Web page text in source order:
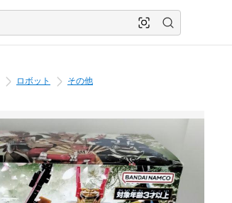
ロボット その他